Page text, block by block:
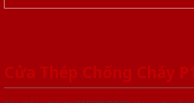
Cửa Thép Chống Cháy